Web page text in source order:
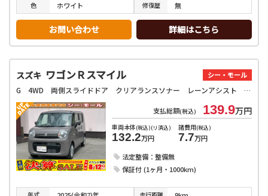
色 ホワイト 修復歴 無
お問い合わせ 詳細はこちら
スズキ ワゴンＲスマイル シー・モール
G 4WD 両側スライドドア クリアランスソナー レーンアシスト 衝突被害軽減システム オートライト スマートキー 電動格納ミラー シートヒーター ベンチシート CVT 盗難防止システム ABS ESC
支払総額(税込) 139.9万円
車両本体(税込)(リ済込)
132.2万円
諸費用(税込)
7.7万円
法定整備：整備無
保証付 (1ヶ月・1000km)